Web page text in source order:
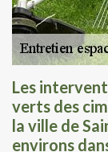
Les
verts des
la ville de
environs